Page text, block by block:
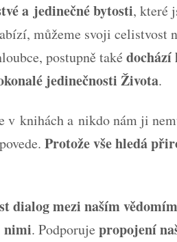
a jedinečné bytosti, které
můžeme svoji celistvost
postupně také dochází
jedinečnosti Života.
v knihách a nikdo nám ji
Protože vše hledá
dialog mezi naším
nimi. Podporuje propojení